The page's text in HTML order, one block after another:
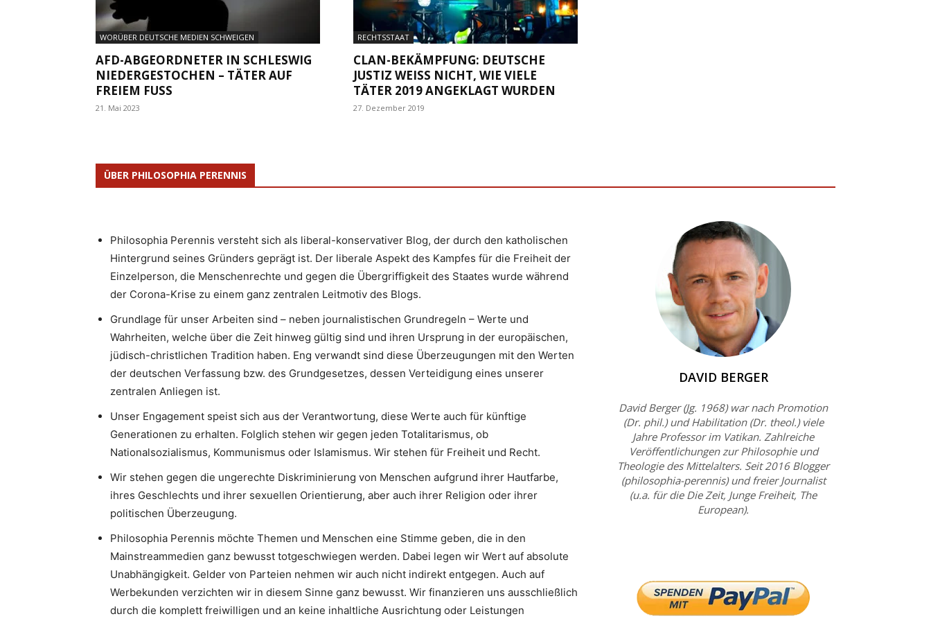
WORÜBER DEUTSCHE MEDIEN SCHWEIGEN
AFD-ABGEORDNETER IN SCHLESWIG
NIEDERGESTOCHEN – TÄTER AUF
FREIEM FUSS
21. Mai 2023
RECHTSSTAAT
CLAN-BEKÄMPFUNG: DEUTSCHE
JUSTIZ WEISS NICHT, WIE VIELE T
ÄTER 2019 ANGEKLAGT WURDEN
27. Dezember 2019
ÜBER PHILOSOPHIA PERENNIS
Philosophia Perennis versteht sich als liberal-konservativer Blog, der durch den katholischen
Hintergrund seines Gründers geprägt ist. Der liberale Aspekt des Kampfes für die Freiheit der
Einzelperson, die Menschenrechte und gegen die Übergriffigkeit des Staates wurde während
der Corona-Krise zu einem ganz zentralen Leitmotiv des Blogs.
Grundlage für unser Arbeiten sind – neben journalistischen Grundregeln – Werte und
Wahrheiten, welche über die Zeit hinweg gültig sind und ihren Ursprung in der europäischen,
jüdisch-christlichen Tradition haben. Eng verwandt sind diese Überzeugungen mit den Werten
der deutschen Verfassung bzw. des Grundgesetzes, dessen Verteidigung eines unserer
zentralen Anliegen ist.
Unser Engagement speist sich aus der Verantwortung, diese Werte auch für künftige
Generationen zu erhalten. Folglich stehen wir gegen jeden Totalitarismus, ob
Nationalsozialismus, Kommunismus oder Islamismus. Wir stehen für Freiheit und Recht.
Wir stehen gegen die ungerechte Diskriminierung von Menschen aufgrund ihrer Hautfarbe,
ihres Geschlechts und ihrer sexuellen Orientierung, aber auch ihrer Religion oder ihrer
politischen Überzeugung.
Philosophia Perennis möchte Themen und Menschen eine Stimme geben, die in den
Mainstreammedien ganz bewusst totgeschwiegen werden. Dabei legen wir Wert auf absolute
Unabhängigkeit. Gelder von Parteien nehmen wir auch nicht indirekt entgegen. Auch auf
Werbekunden verzichten wir in diesem Sinne ganz bewusst. Wir finanzieren uns ausschließlich
durch die komplett freiwilligen und an keine inhaltliche Ausrichtung oder Leistungen
DAVID BERGER
David Berger (Jg. 1968) war nach Promotion
(Dr. phil.) und Habilitation (Dr. theol.) viele
Jahre Professor im Vatikan. Zahlreiche
Veröffentlichungen zur Philosophie und
Theologie des Mittelalters. Seit 2016 Blogger
(philosophia-perennis) und freier Journalist
(u.a. für die Die Zeit, Junge Freiheit, The
European).